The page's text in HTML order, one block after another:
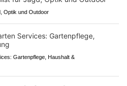
Optik und Outdoor
Gartenpflege, Haushalt &